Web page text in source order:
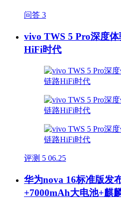
问答 3
vivo TWS 5 Pro深度
HiFi时代
评测 5 06.25
华为nova 16标准版发
+7000mAh大电池+麒